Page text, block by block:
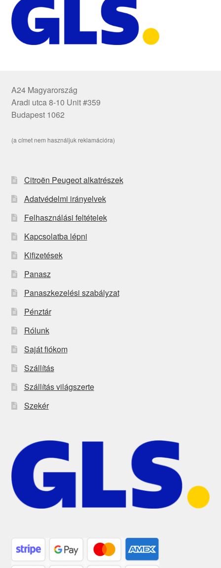
A24 Magyarország
Aradi utca 8-10 Unit #359
Budapest 1062
(a címet nem használjuk reklamációra)
Citroën Peugeot alkatrészek
Adatvédelmi irányelvek
Felhasználási feltételek
Kapcsolatba lépni
Kifizetések
Panasz
Panaszkezelési szabályzat
Pénztár
Rólunk
Saját fiókom
Szállítás
Szállítás világszerte
Szekér